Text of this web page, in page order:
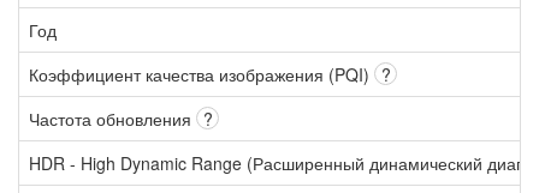
Год
Коэффициент качества изображения (PQI) ?
Частота обновления ?
HDR - High Dynamic Range (Расширенный динамический